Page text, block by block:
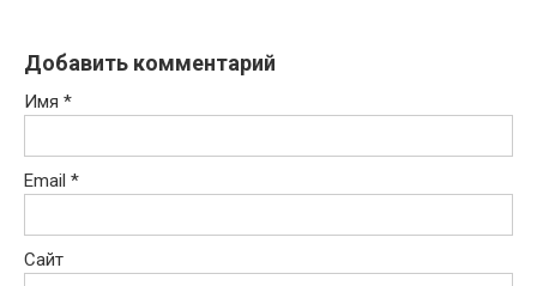
Добавить комментарий
Имя *
Email *
Сайт